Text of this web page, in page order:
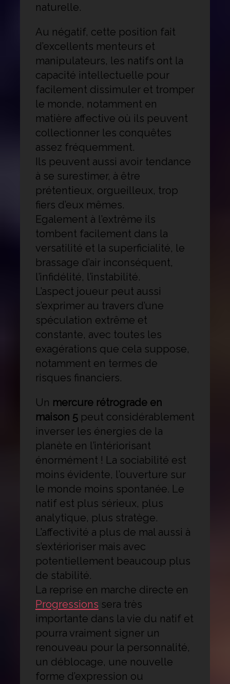
naturelle.
Au négatif, cette position fait
d’excellents menteurs et
manipulateurs, les natifs ont la
capacité intellectuelle pour
facilement dissimuler et tromper
le monde, notamment en
matière affective où ils peuvent
collectionner les conquêtes
assez fréquemment.
Ils peuvent aussi avoir tendance
à se surestimer, à être
prétentieux, orgueilleux, trop
fiers d’eux mêmes.
Egalement à l’extrême ils
tombent facilement dans la
versatilité et la superficialité, le
brassage d’air inconséquent,
l’infidélité, l’instabilité.
L’aspect joueur peut aussi
s’exprimer au travers d’une
spéculation extrême et
constante, avec toutes les
exagérations que cela suppose,
notamment en termes de
risques financiers.
Un mercure rétrograde en
maison 5peut considérablement
inverser les énergies de la
planète en l’intériorisant
énormément ! La sociabilité est
moins évidente, l’ouverture sur
le monde moins spontanée. Le
natif est plus sérieux, plus
analytique, plus stratège.
L’affectivité a plus de mal aussi à
s’extérioriser mais avec
potentiellement beaucoup plus
de stabilité.
La reprise en marche directe en
Progressions sera très
importante dans la vie du natif et
pourra vraiment signer un
renouveau pour la personnalité,
un déblocage, une nouvelle
forme d’expression ou